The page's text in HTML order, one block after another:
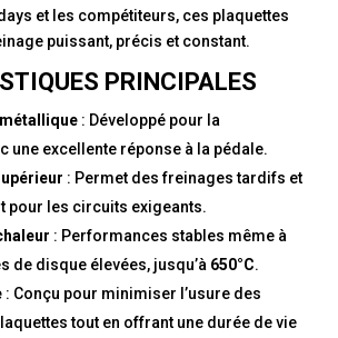
et les compétiteurs, ces plaquettes
puissant, précis et constant.
PRINCIPALES
: Développé pour la
une excellente réponse à la pédale.
: Permet des freinages tardifs et
pour les circuits exigeants.
: Performances stables même à
de disque élevées, jusqu’à 650°C.
: Conçu pour minimiser l’usure des
tout en offrant une durée de vie